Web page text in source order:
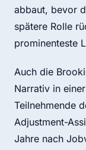
abbaut, bevor
spätere Rolle
prominenteste
Auch die
Narrativ in
Teilnehmende
Adjustment-
Jahre nach